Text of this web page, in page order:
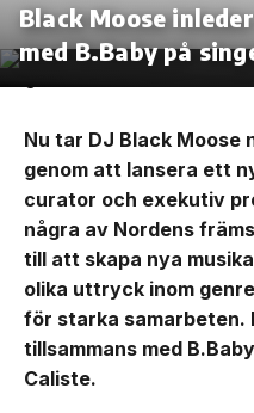
Black Moose
med B.Baby på
Nu tar DJ Black Moose
genom att lansera ett
curator och exekutiv
några av Nordens
till att skapa nya
olika uttryck inom
för starka samarbeten.
tillsammans med
Caliste.